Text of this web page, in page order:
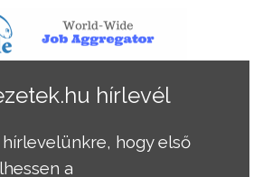
hírlevél
hogy első
a